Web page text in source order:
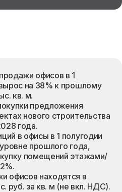
офисов в 1
на 38% к прошлому
кв. м.
предложения
нового строительства
года.
в офисы в 1 полугодии
прошлого года,
помещений этажами/
офисов находятся в
руб. за кв. м (не вкл. НДС).